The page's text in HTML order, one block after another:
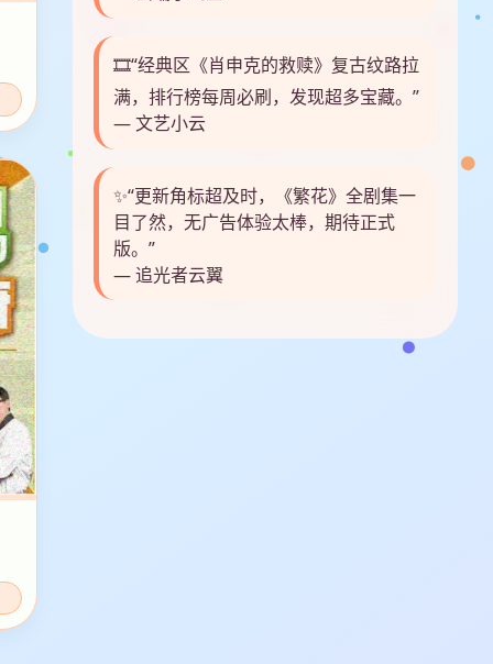
🎞️“经典区《肖申克的救赎》复古纹路拉
满，排行榜每周必刷，发现超多宝藏。”
— 文艺小云
✨“更新角标超及时，《繁花》全剧集一
目了然，无广告体验太棒，期待正式
版。”
— 追光者云翼